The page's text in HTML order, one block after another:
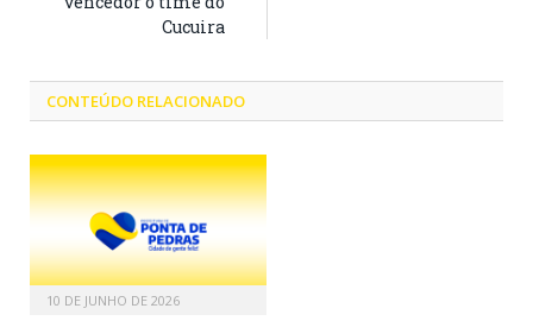
Cucuira
CONTEÚDO RELACIONADO
10 DE JUNHO DE 2026